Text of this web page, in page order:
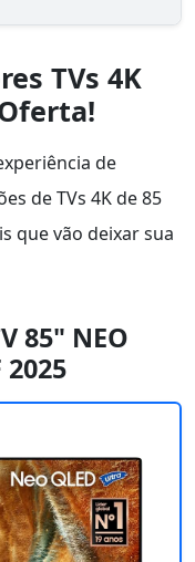
TVs 4K
de
de TVs 4K de 85
que vão deixar sua
85" NEO
2025